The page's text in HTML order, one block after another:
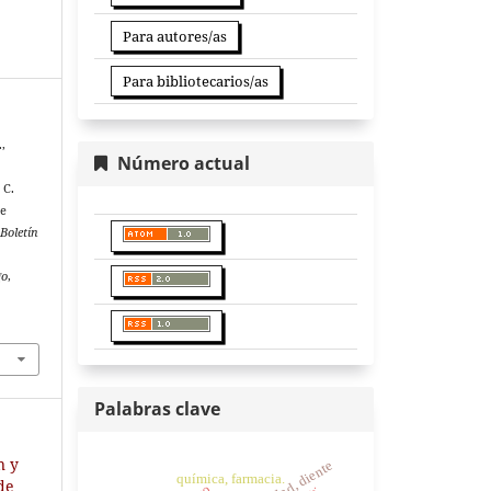
,
y
Para autores/as
Para bibliotecarios/as
Número actual
Palabras clave
química, farmacia.